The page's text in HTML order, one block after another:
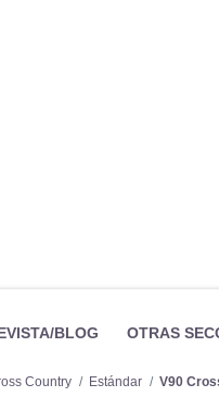
BLOG OTRAS
Country Estándar V90